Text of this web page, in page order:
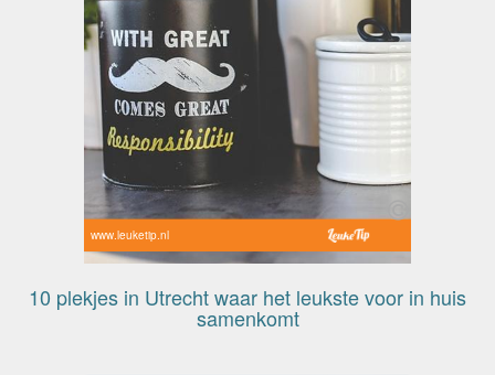
www.leuketip.nl
10 plekjes in Utrecht waar het leukste voor in huis
samenkomt